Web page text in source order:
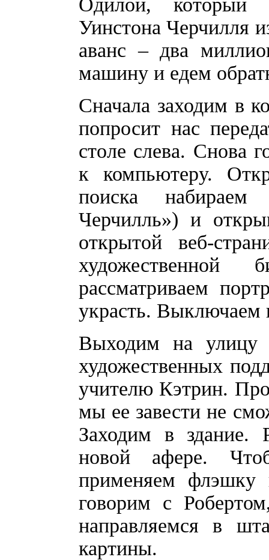
Уинстона Черчилля
аванс – два
машину и едем
Сначала заходим в
попросит нас
столе слева. Снова
к компьютеру.
поиска
Черчилль») и
открытой веб-
рассматриваем
украсть. Выключаем
Выходим на улицу
художественных
учителю Кэтрин.
мы ее завести не
Заходим в здание.
новой афере.
применяем флэшку
говорим с
направляемся в
картины.